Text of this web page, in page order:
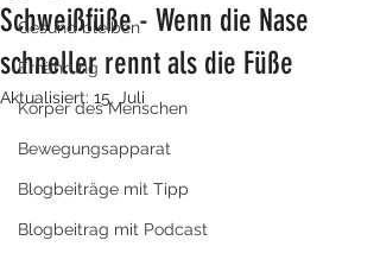
Gesund bleiben
Ernährung
Körper des Menschen
Bewegungsapparat
Blogbeiträge mit Tipp
Blogbeitrag mit Podcast
Schweißfüße - Wenn die Nase
schneller rennt als die Füße
Aktualisiert: 15. Juli